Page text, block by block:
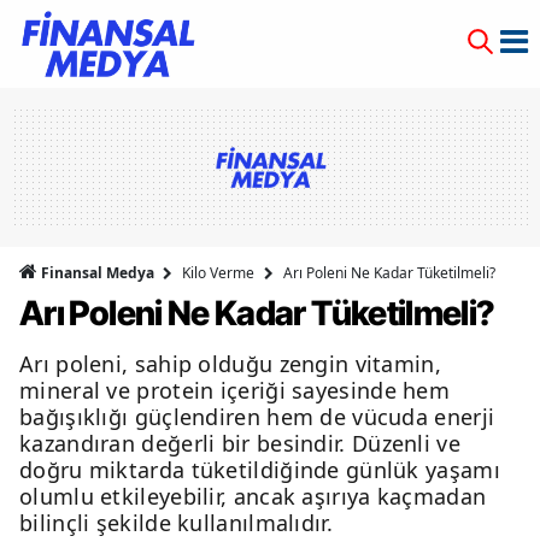
Finansal Medya Kilo Verme Arı Poleni Ne Kadar Tüketilmeli?
Arı Poleni Ne Kadar Tüketilmeli?
Arı poleni, sahip olduğu zengin vitamin,
mineral ve protein içeriği sayesinde hem
bağışıklığı güçlendiren hem de vücuda enerji
kazandıran değerli bir besindir. Düzenli ve
doğru miktarda tüketildiğinde günlük yaşamı
olumlu etkileyebilir, ancak aşırıya kaçmadan
bilinçli şekilde kullanılmalıdır.